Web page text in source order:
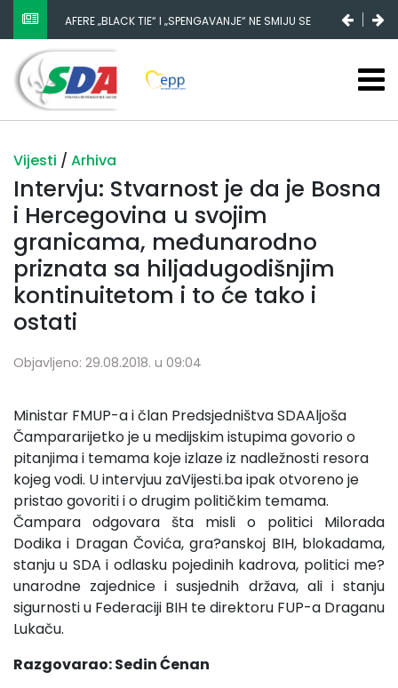
NESTANAK 780.000 EURA IZ IGMANA NE MOŽE BITI
SLUČAJNI PREVID, ODGOVORNOST MORAJU SNOSITI
VLADA FBIH I NJENI KADROVI
Vijesti / Arhiva
Intervju: Stvarnost je da je Bosna
i Hercegovina u svojim
granicama, međunarodno
priznata sa hiljadugodišnjim
kontinuitetom i to će tako i
ostati
Objavljeno: 29.08.2018. u 09:04
Ministar FMUP-a i član Predsjedništva SDAAljoša
Čampararijetko je u medijskim istupima govorio o
pitanjima i temama koje izlaze iz nadležnosti resora
kojeg vodi. U intervjuu zaVijesti.ba ipak otvoreno je
pristao govoriti i o drugim političkim temama.
Čampara odgovara šta misli o politici Milorada
Dodika i Dragan Čovića, gra?anskoj BIH, blokadama,
stanju u SDA i odlasku pojedinih kadrova, politici me?
unarodne zajednice i susjednih država, ali i stanju
sigurnosti u Federaciji BIH te direktoru FUP-a Draganu
Lukaču.
Razgovarao: Sedin Ćenan